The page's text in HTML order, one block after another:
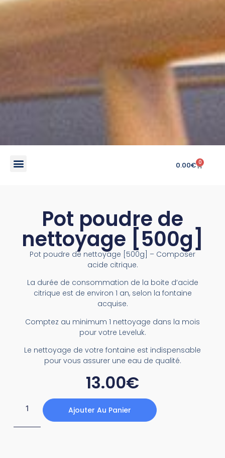
0.00€ 0
Pot poudre de
nettoyage [500g]
Pot poudre de nettoyage [500g] – Composer
acide citrique.
La durée de consommation de la boite d’acide
citrique est de environ 1 an, selon la fontaine
acquise.
Comptez au minimum 1 nettoyage dans la mois
pour votre Leveluk.
Le nettoyage de votre fontaine est indispensable
pour vous assurer une eau de qualité.
13.00€
Ajouter Au Panier